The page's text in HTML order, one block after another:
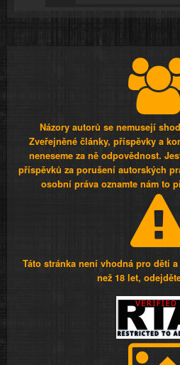
Názory autorů se nemusejí
Zveřejněné články, příspěvky a
neneseme za ně odpovědnost.
příspěvků za porušení autorských
osobní práva oznamte nám to
Táto stránka není vhodná pro děti
než 18 let,